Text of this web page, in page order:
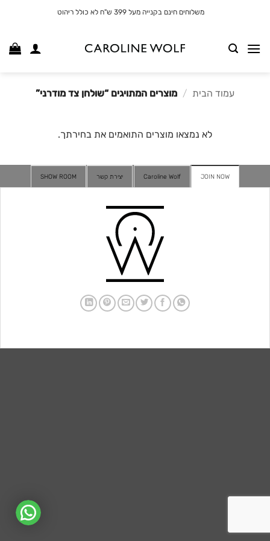
משלוחים חינם בקנייה מעל 399 ש"ח לא כולל ריהוט
עמוד הבית / מוצרים המתויגים “שולחן צד מודרני”
לא נמצאו מוצרים התואמים את בחירתך.
JOIN NOW
Caroline Wolf יצירת קשר SHOW ROOM